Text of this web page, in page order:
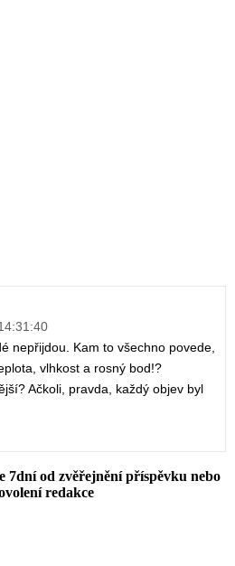
nepřijdou. Kam to všechno povede,
vlhkost a rosný bod!?
Ačkoli, pravda, každý objev byl
7dní od zvěřejnění příspěvku nebo
redakce